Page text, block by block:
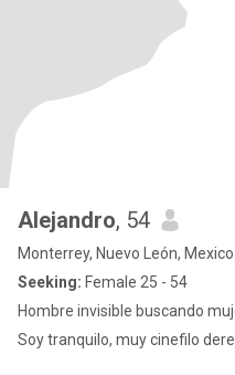
Alejandro, 54
Monterrey, Nuevo León, Mexico
Seeking: Female 25 - 54
Hombre invisible buscando
Soy tranquilo, muy cinefilo